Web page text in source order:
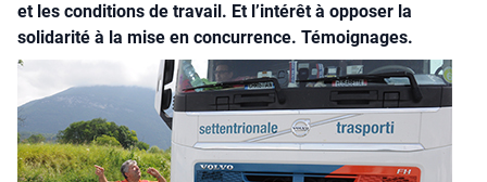
et les conditions de travail. Et l’intérêt à opposer la
solidarité à la mise en concurrence. Témoignages.